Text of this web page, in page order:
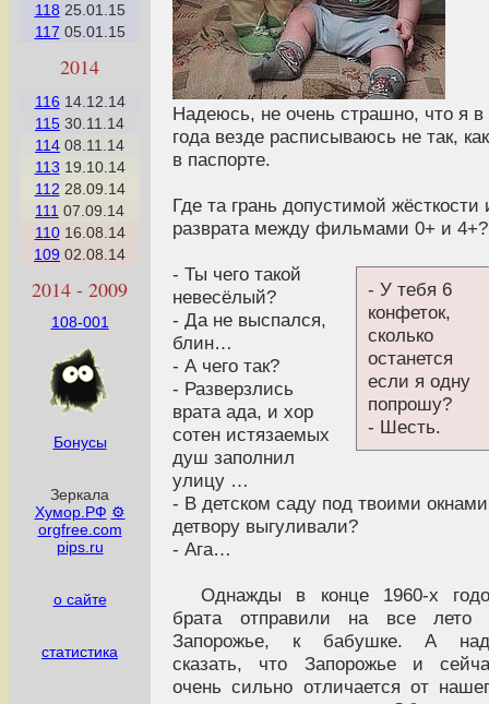
118 25.01.15
117 05.01.15
2014
116 14.12.14
115 30.11.14
114 08.11.14
113 19.10.14
112 28.09.14
111 07.09.14
11016.08.14
109 02.08.14
2014 - 2009
108-001
Бонусы
Зеркала
Хумор.РФ ⚙
orgfree.com
pips.ru
о сайте
статистика
Надеюсь, не очень страшно, что я в
года везде расписываюсь не так, как
в паспорте.
Где та грань допустимой жёсткости
разврата между фильмами 0+ и 4+?
- У тебя 6
конфеток,
сколько
останется
если я одну
попрошу?
- Шесть.
- Ты чего такой
невесёлый?
- Да не выспался,
блин…
- А чего так?
- Разверзлись
врата ада, и хор
сотен истязаемых
душ заполнил
улицу …
- В детском саду под твоими окнами
детвору выгуливали?
- Ага…
Однажды в конце 1960-х
брата отправили на все лето
Запорожье, к бабушке. А
сказать, что Запорожье и
очень сильно отличается от